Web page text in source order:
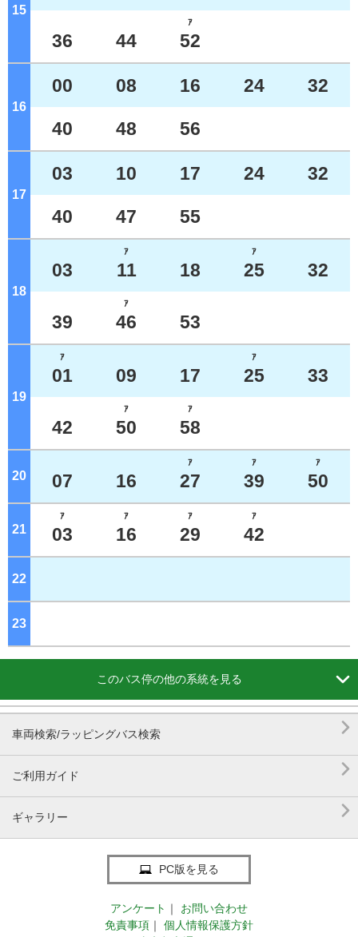
15 ジ
36 44
ｱ
52
16 ジ
00 08 16 24 32
40 48 56
17 ジ
03 10 17 24 32
40 47 55
18 ジ
03
ｱ
11 18
ｱ
25 32
39
ｱ
46 53
19 ジ
ｱ
01 09 17
ｱ
25 33
42
ｱ
50
ｱ
58
20 07 16
ｱ
27
ｱ
39
ｱ
50
21
ｱ
03
ｱ
16
ｱ
29
ｱ
42
22
23
このバス停の他の系統を見る 
車両検索/ラッピングバス検索 
ご利用ガイド 
ギャラリー 
PC版を見る
アンケート ｜
お問い合わせ
免責事項 ｜
個人情報保護方針